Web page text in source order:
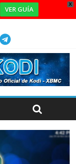
X
VER GUÍA